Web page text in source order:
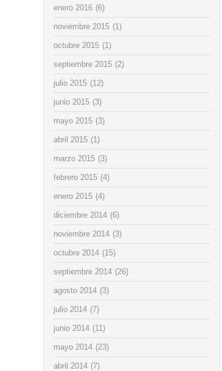
enero 2016 (6)
noviembre 2015 (1)
octubre 2015 (1)
septiembre 2015 (2)
julio 2015 (12)
junio 2015 (3)
mayo 2015 (3)
abril 2015 (1)
marzo 2015 (3)
febrero 2015 (4)
enero 2015 (4)
diciembre 2014 (6)
noviembre 2014 (3)
octubre 2014 (15)
septiembre 2014 (26)
agosto 2014 (3)
julio 2014 (7)
junio 2014 (11)
mayo 2014 (23)
abril 2014 (7)